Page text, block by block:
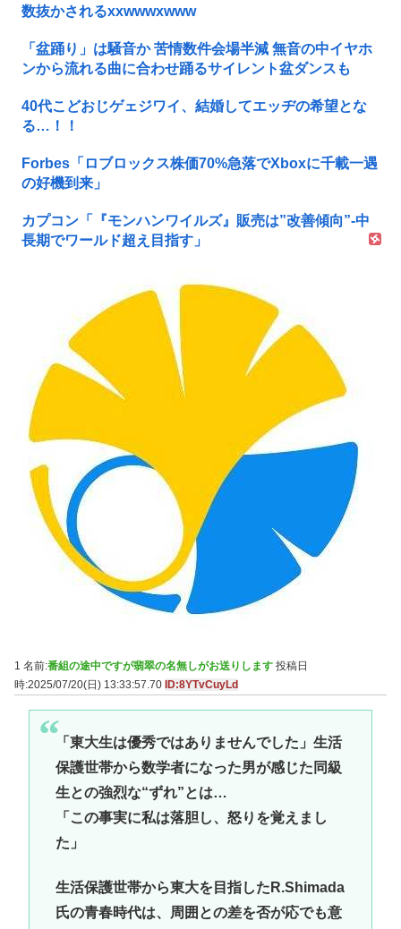
数抜かされるxxwwwxwww
「盆踊り」は騒音か 苦情数件会場半減 無音の中イヤホ
ンから流れる曲に合わせ踊るサイレント盆ダンスも
40代こどおじゲェジワイ、結婚してエッヂの希望とな
る…！！
Forbes「ロブロックス株価70%急落でXboxに千載一遇
の好機到来」
カプコン「『モンハンワイルズ』販売は”改善傾向”-中
長期でワールド超え目指す」
1 名前:番組の途中ですが翡翠の名無しがお送りします 投稿日
時:2025/07/20(日) 13:33:57.70 ID:8YTvCuyLd
「東大生は優秀ではありませんでした」生活
保護世帯から数学者になった男が感じた同級
生との強烈な“ずれ”とは…
「この事実に私は落胆し、怒りを覚えまし
た」
生活保護世帯から東大を目指したR.Shimada
氏の青春時代は、周囲との差を否が応でも意